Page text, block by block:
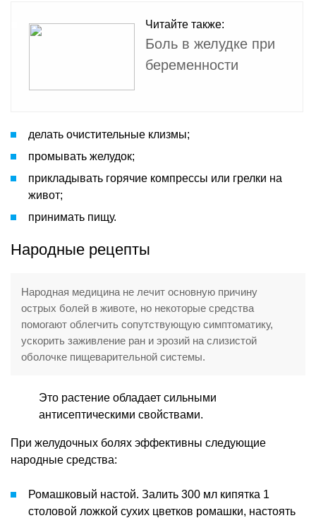
Читайте также:
Боль в желудке при
беременности
делать очистительные клизмы;
промывать желудок;
прикладывать горячие компрессы или грелки на
живот;
принимать пищу.
Народные рецепты
Народная медицина не лечит основную причину
острых болей в животе, но некоторые средства
помогают облегчить сопутствующую симптоматику,
ускорить заживление ран и эрозий на слизистой
оболочке пищеварительной системы.
Это растение обладает сильными
антисептическими свойствами.
При желудочных болях эффективны следующие
народные средства:
Ромашковый настой. Залить 300 мл кипятка 1
столовой ложкой сухих цветков ромашки, настоять